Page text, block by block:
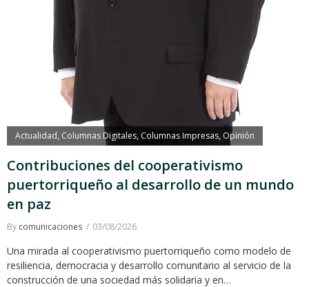
Actualidad Columnas Digitales, Columnas Impresas, Opinión
Contribuciones del cooperativismo
puertorriqueño al desarrollo de un mundo
en paz
By comunicaciones 03/08/2026
Una mirada al cooperativismo puertorriqueño como modelo de
resiliencia, democracia y desarrollo comunitario al servicio de la
construcción de una sociedad más solidaria y en…